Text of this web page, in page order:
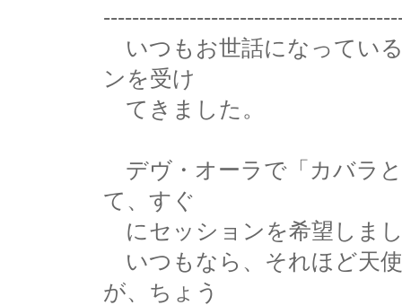
いつもお世話になってい
ンを受け
てきました。
デヴ・オーラで「カバラ
て、すぐ
にセッションを希望しま
いつもなら、それほど天
が、ちょう